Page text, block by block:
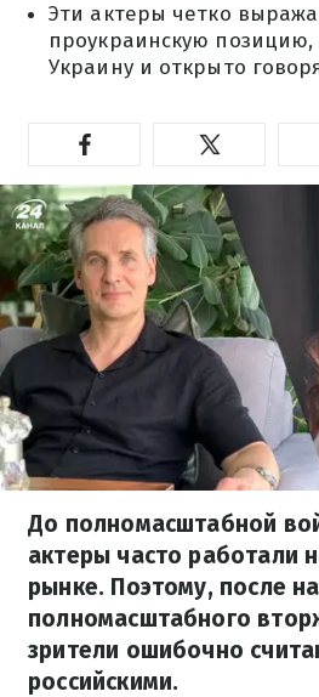
Эти актеры четко
проукраинскую
Украину и открыто
До полномасштабной
актеры часто работали
рынке. Поэтому, после
полномасштабного
зрители ошибочно
российскими.